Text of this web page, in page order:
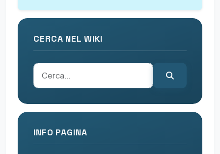
CERCA NEL WIKI
INFO PAGINA